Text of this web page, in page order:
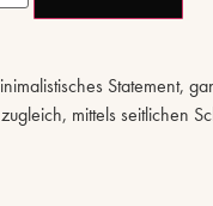
Statement,
mittels seitlichen